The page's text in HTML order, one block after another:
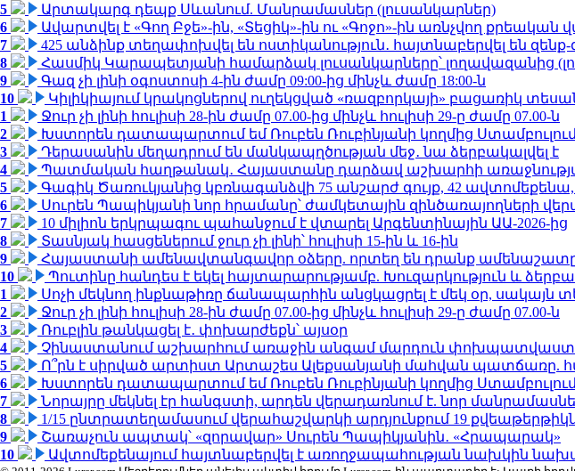
5
Արտակարգ դեպք Սևանում. Մանրամասներ (լուսանկարներ)
6
Ավարտվել է «Գող Բջե»-ին, «Տեցիկ»-ին ու «Գոջո»-ին առնչվող քրեական
7
425 անձինք տեղափոխվել են ոստիկանություն․ հայտնաբերվել են
8
Հասմիկ Կարապետյանի համարձակ լուսանկարները՝ լողավազանից
9
Գազ չի լինի օգոստոսի 4-ին ժամը 09:00-ից մինչև ժամը 18:00-ն
10
Կիլիկիայում կրակոցներով ուղեկցված «ռազբորկայի» բացառիկ
1
Ջուր չի լինի հուլիսի 28-ին ժամը 07.00-ից մինչև հուլիսի 29-ը ժամը 07.00-ն
2
Խստորեն դատապարտում եմ Ռուբեն Ռուբինյանի կողմից Ստամբուլում
3
Դերասանին մեղադրում են մանկապղծության մեջ․ նա ձերբակալվել է
4
Պատմական հաղթանակ․ Հայաստանը դարձավ աշխարհի
5
Գագիկ Ծառուկյանից կբռնագանձվի 75 անշարժ գույք, 42 ավտոմեքենա,
6
Սուրեն Պապիկյանի նոր հրամանը՝ ժամկետային զինծառայողների
7
10 միլիոն երկրպագու պահանջում է վտարել Արգենտինային ԱԱ-2026-ից
8
Տասնյակ հասցեներում ջուր չի լինի՝ հուլիսի 15-ին և 16-ին
9
Հայաստանի ամենավտանգավոր օձերը. որտեղ են դրանք
10
Պուտինը հանդես է եկել հայտարարությամբ. Խուզարկություն և
1
Սոչի մեկնող ինքնաթիռը ճանապարհին անցկացրել է մեկ օր, սակայն
2
Ջուր չի լինի հուլիսի 28-ին ժամը 07.00-ից մինչև հուլիսի 29-ը ժամը 07.00-ն
3
Ռուբլին թանկացել է․ փոխարժեքն՝ այսօր
4
Չինաստանում աշխարհում առաջին անգամ մարդուն
5
Ո՞րն է սիրված արտիստ Արտաշես Ալեքսանյանի մահվան պատճառը.
6
Խստորեն դատապարտում եմ Ռուբեն Ռուբինյանի կողմից Ստամբուլում
7
Նորայրը մեկնել էր հանգստի, արդեն վերադառնում է. նոր
8
1/15 ընտրատեղամասում վերահաշվարկի արդյունքում 19
9
Շառաչուն ապտակ՝ «զորավար» Սուրեն Պապիկյանին․ «Հրապարակ»
10
Ավտոմեքենայում հայտնաբերվել է առողջապահության նախկին